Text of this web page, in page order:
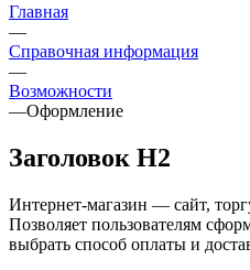
Главная
—
Справочная информация
—
Возможности
—Оформление
Заголовок H2
Интернет-магазин — сайт,
Позволяет пользователям
выбрать способ оплаты и